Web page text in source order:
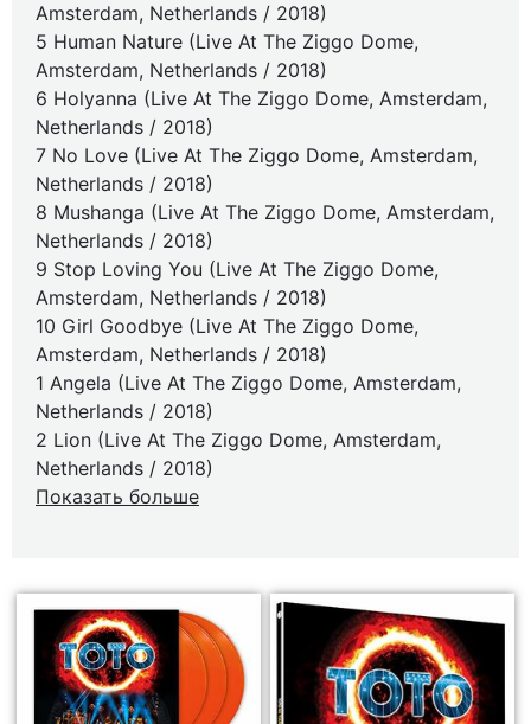
Amsterdam, Netherlands / 2018)
5 Human Nature (Live At The Ziggo Dome,
Amsterdam, Netherlands / 2018)
6 Holyanna (Live At The Ziggo Dome, Amsterdam,
Netherlands / 2018)
7 No Love (Live At The Ziggo Dome, Amsterdam,
Netherlands / 2018)
8 Mushanga (Live At The Ziggo Dome, Amsterdam,
Netherlands / 2018)
9 Stop Loving You (Live At The Ziggo Dome,
Amsterdam, Netherlands / 2018)
10 Girl Goodbye (Live At The Ziggo Dome,
Amsterdam, Netherlands / 2018)
1 Angela (Live At The Ziggo Dome, Amsterdam,
Netherlands / 2018)
2 Lion (Live At The Ziggo Dome, Amsterdam,
Netherlands / 2018)
Показать больше